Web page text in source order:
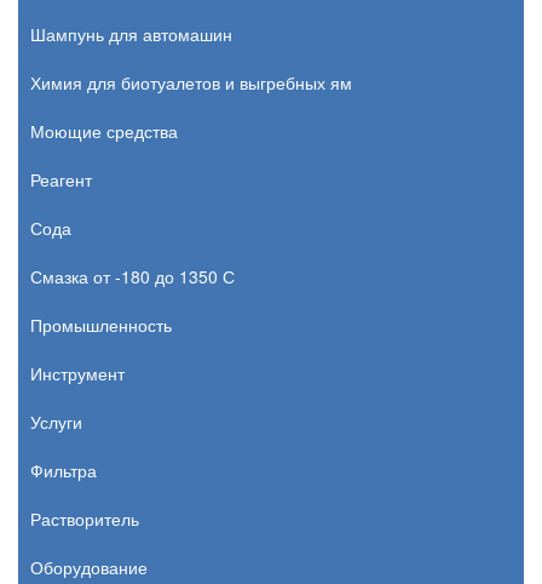
Шампунь для автомашин
Химия для биотуалетов и выгребных ям
Моющие средства
Реагент
Сода
Смазка от -180 до 1350 С
Промышленность
Инструмент
Услуги
Фильтра
Растворитель
Оборудование